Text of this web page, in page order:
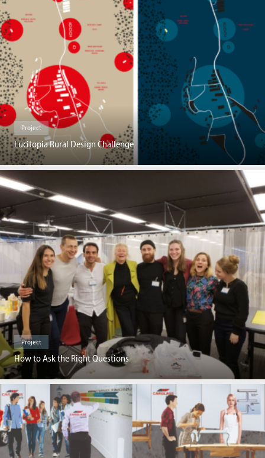
Project
Lucitopia Rural Design Challenge
Project
How to Ask the Right Questions